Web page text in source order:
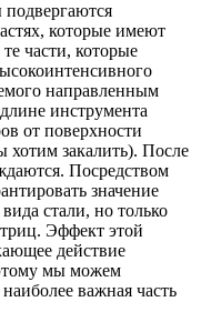
которые имеют
части, которые
направленным
инструмента
от поверхности
хотим закалить). После
Посредством
значение
стали, но только
Эффект этой
действие
мы можем
важная часть